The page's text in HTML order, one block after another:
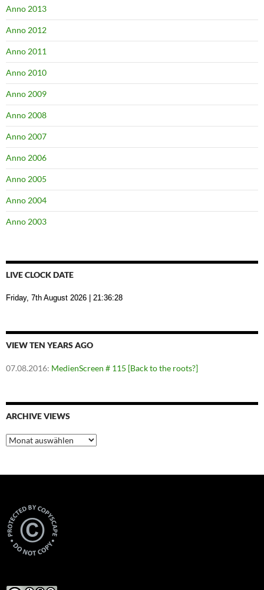
Anno 2013
Anno 2012
Anno 2011
Anno 2010
Anno 2009
Anno 2008
Anno 2007
Anno 2006
Anno 2005
Anno 2004
Anno 2003
LIVE CLOCK DATE
Friday, 7th August 2026 | 21:36:29
VIEW TEN YEARS AGO
07.08.2016: MedienScreen # 115 [Back to the roots?]
ARCHIVE VIEWS
Archive
Views